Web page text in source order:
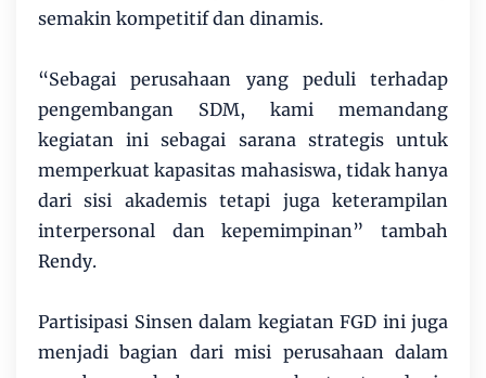
semakin kompetitif dan dinamis.
“Sebagai perusahaan yang peduli terhadap
pengembangan SDM, kami memandang
kegiatan ini sebagai sarana strategis untuk
memperkuat kapasitas mahasiswa, tidak hanya
dari sisi akademis tetapi juga keterampilan
interpersonal dan kepemimpinan” tambah
Rendy.
Partisipasi Sinsen dalam kegiatan FGD ini juga
menjadi bagian dari misi perusahaan dalam